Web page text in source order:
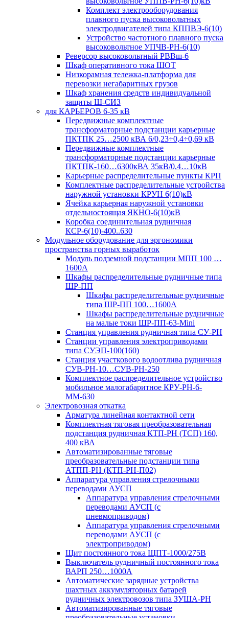
Комплект электрооборудования
плавного пуска высоковольтных
электродвигателей типа КППВЭ-6(10)
Устройство частотного плавного пуска
высоковольтное УПЧВ-РН-6(10)
Реверсор высоковольтный РВВш-6
Шкаф оперативного тока ШОТ
Низкорамная тележка-платформа для
перевозки негабаритных грузов
Шкаф хранения средств индивидуальной
защиты Ш-СИЗ
для КАРЬЕРОВ 6-35 кВ
Передвижные комплектные
трансформаторные подстанции карьерные
ПКТПК 25…2500 кВА 6/0,23÷0,4÷0,69 кВ
Передвижные комплектные
трансформаторные подстанции карьерные
ПКТПК-160…6300кВА 35кВ/0,4…10кВ
Карьерные распределительные пункты КРП
Комплектные распределительные устройства
наружной установки КРУН 6(10)кВ
Ячейка карьерная наружной установки
отдельностоящая ЯКНО-6(10)кВ
Коробка соединительная рудничная
КСР-6(10)-400..630
Модульное оборудование для эргономики
пространства горных выработок
Модуль подземной подстанции МПП 100 …
1600А
Шкафы распределительные рудничные типа
ШР-ПП
Шкафы распределительные рудничные
типа ШР-ПП 100…1600А
Шкафы распределительные рудничные
на малые токи ШР-ПП-63-Mini
Станция управления рудничная типа СУ-РН
Станции управления электроприводами
типа СУЭП-100(160)
Станция участкового водоотлива рудничная
СУВ-РН-10…СУВ-РН-250
Комплектное распределительное устройство
мобильное малогабаритное КРУ-РН-6-
ММ-630
Электровозная откатка
Арматура линейная контактной сети
Комплектная тяговая преобразовательная
подстанция рудничная КТП-РН (ТСП) 160,
400 кВА
Автоматизированные тяговые
преобразовательные подстанции типа
АТПП-РН (КТП-РН-П02)
Аппаратура управления стрелочными
переводами АУСП
Аппаратура управления стрелочными
переводами АУСП (с
пневмоприводом)
Аппаратура управления стрелочными
переводами АУСП (с
электроприводом)
Щит постоянного тока ЩПТ-1000/275В
Выключатель рудничный постоянного тока
ВАРП 250…1000А
Автоматические зарядные устройства
шахтных аккумуляторных батарей
рудничных электровозов типа ЗУША-РН
Автоматизированные тяговые